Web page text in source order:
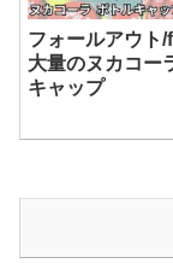
フォールアウト/
大量のヌカコー
キャップ